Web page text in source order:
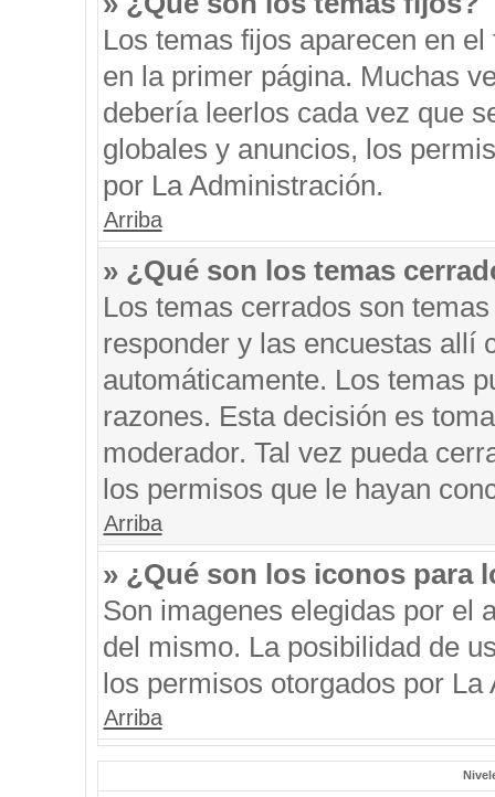
Los temas fijos aparecen en
en la primer página. Muchas
debería leerlos cada vez que
globales y anuncios, los
por La Administración.
Arriba
» ¿Qué son los temas
Los temas cerrados son
responder y las encuestas allí
automáticamente. Los temas
razones. Esta decisión es
moderador. Tal vez pueda
los permisos que le hayan
Arriba
» ¿Qué son los iconos para
Son imagenes elegidas por el
del mismo. La posibilidad de
los permisos otorgados por La
Arriba